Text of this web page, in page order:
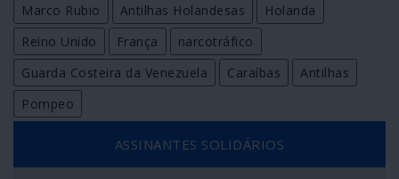
Marco Rubio
Antilhas Holandesas
Holanda
Reino Unido
França
narcotráfico
Guarda Costeira da Venezuela
Caraíbas
Antilhas
Pompeo
ASSINANTES SOLIDÁRIOS